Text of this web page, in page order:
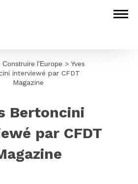
Construire l'Europe > Yves
interviewé par CFDT
Magazine
Bertoncini
par CFDT